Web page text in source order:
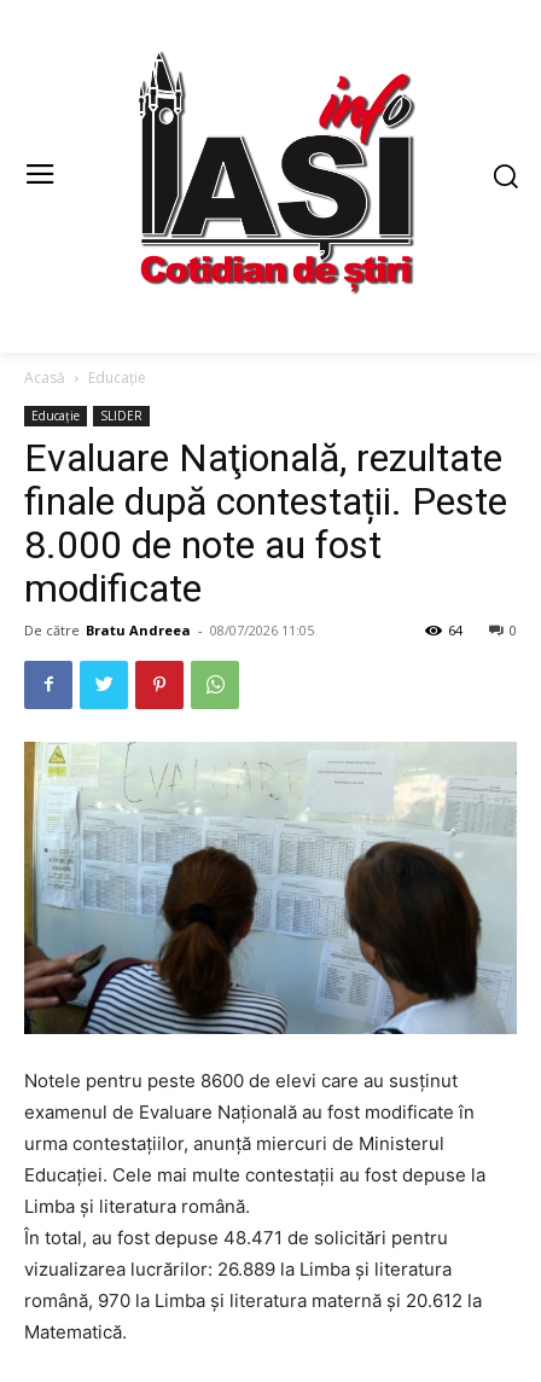
Acasă Educație
Educație SLIDER
Evaluare Naţională, rezultate
finale după contestații. Peste
8.000 de note au fost
modificate
De către Bratu Andreea - 08/07/2026 11:05 0
64
Notele pentru peste 8600 de elevi care au susţinut
examenul de Evaluare Naţională au fost modificate în
urma contestaţiilor, anunță miercuri de Ministerul
Educaţiei. Cele mai multe contestaţii au fost depuse la
Limba şi literatura română.
În total, au fost depuse 48.471 de solicitări pentru
vizualizarea lucrărilor: 26.889 la Limba şi literatura
română, 970 la Limba şi literatura maternă şi 20.612 la
Matematică.